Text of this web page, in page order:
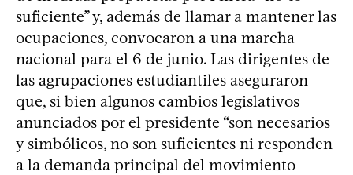
suficiente” y, además de llamar a mantener las
ocupaciones, convocaron a una marcha
nacional para el 6 de junio. Las dirigentes de
las agrupaciones estudiantiles aseguraron
que, si bien algunos cambios legislativos
anunciados por el presidente “son necesarios
y simbólicos, no son suficientes ni responden
a la demanda principal del movimiento